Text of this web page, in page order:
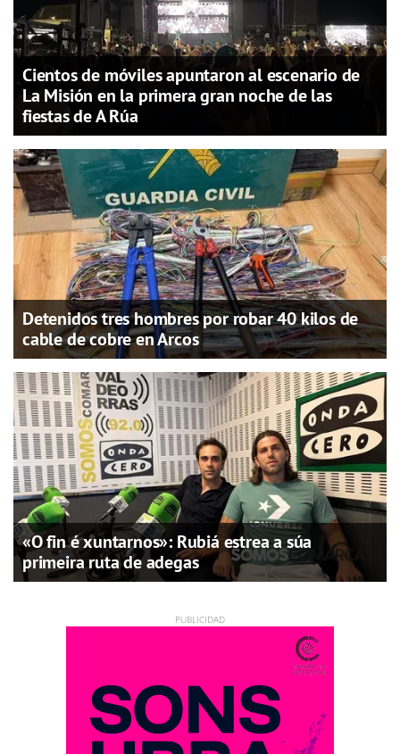
Cientos de móviles apuntaron al escenario de
La Misión en la primera gran noche de las
fiestas de A Rúa
Detenidos tres hombres por robar 40 kilos de
cable de cobre en Arcos
«O fin é xuntarnos»: Rubiá estrea a súa
primeira ruta de adegas